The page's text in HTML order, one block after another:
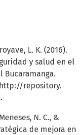
L. K. (2016).
y salud en el
Bucaramanga.
http://repository.
N. C., &
de mejora en